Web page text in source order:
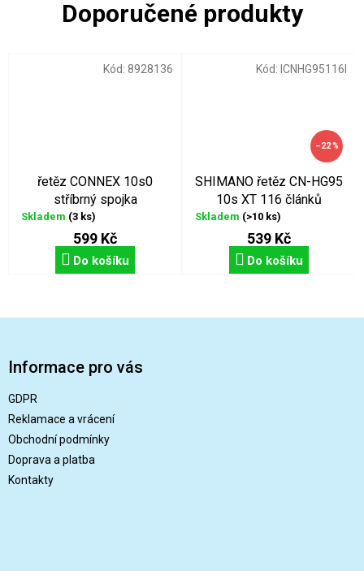
řetěz CONNEX 10s0
stříbrný spojka
Skladem (3 ks)
599 Kč
Do košíku
Kód: 8928136
–22 %
SHIMANO řetěz CN-HG95
10s XT 116 článků
Skladem (>10 ks)
539 Kč
Do košíku
Kód: ICNHG95116I
Informace pro vás
GDPR
Reklamace a vrácení
Obchodní podmínky
Doprava a platba
Kontakty